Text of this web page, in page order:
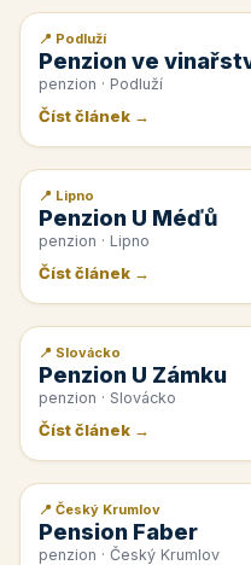
📰 PR článek
📍 Podluží
Penzion ve
penzion · Podluží
Číst článek →
📰 PR článek
📍 Lipno
Penzion U Méďů
penzion · Lipno
Číst článek →
📰 PR článek
📍 Slovácko
Penzion U Zámku
penzion · Slovácko
Číst článek →
📰 PR článek
📍 Český Krumlov
Pension Faber
penzion · Český Krumlov